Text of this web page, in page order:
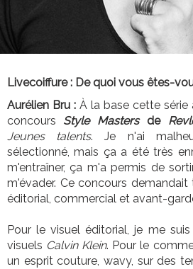
Livecoiffure : De quoi vous êtes-
Aurélien Bru : À la base cette
concours Style Mastersde
Jeunes talents. Je n'ai
sélectionné, mais ça a été très
m'entraîner, ça m'a permis de
m'évader. Ce concours
éditorial, commercial et avant-
Pour le visuel éditorial, je me
visuels Calvin Klein. Pour le
un esprit couture, wavy, sur des